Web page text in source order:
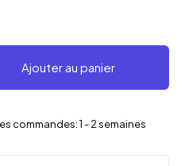
Ajouter au panier
commandes: 1 - 2 semaines